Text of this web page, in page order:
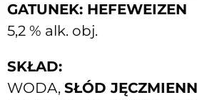
GATUNEK: HEFEWEIZEN
5,2 % alk. obj.
SKŁAD:
WODA, SŁÓD